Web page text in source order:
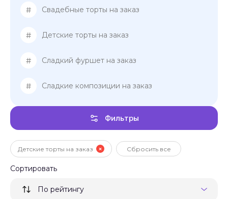
# Свадебные торты на заказ
# Детские торты на заказ
# Сладкий фуршет на заказ
# Сладкие композиции на заказ
Фильтры
Детские торты на заказ Сбросить все
Сортировать
По рейтингу